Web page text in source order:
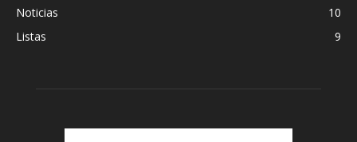
Noticias
10
Listas
9